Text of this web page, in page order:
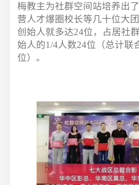
梅教主为社群空间站培养出
营人才爆圈校长等几十位大
创始人就多达24位，占居社
始人的1/4人数24位（总计联
位）。